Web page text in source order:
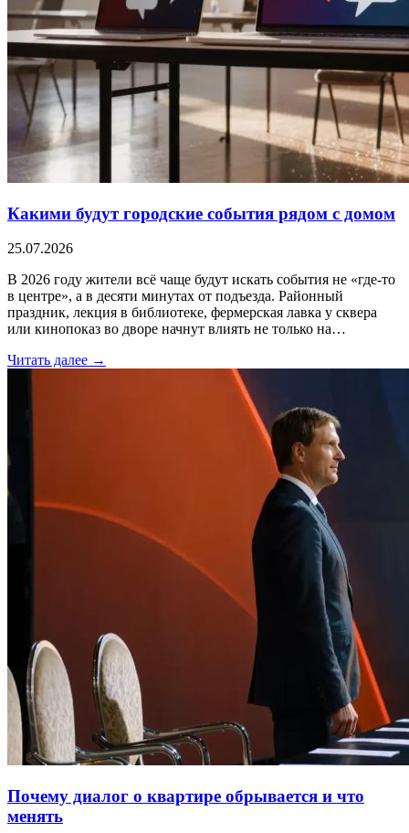
Какими будут городские события рядом с домом
25.07.2026
В 2026 году жители всё чаще будут искать события не «где-то
в центре», а в десяти минутах от подъезда. Районный
праздник, лекция в библиотеке, фермерская лавка у сквера
или кинопоказ во дворе начнут влиять не только на…
Читать далее →
Почему диалог о квартире обрывается и что
менять